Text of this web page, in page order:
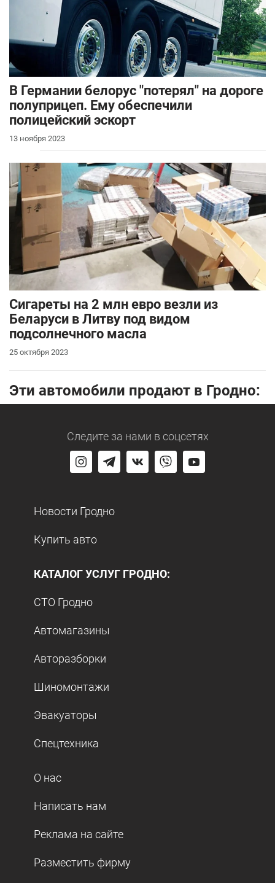
В Германии белорус "потерял" на дороге
полуприцеп. Ему обеспечили
полицейский эскорт
13 ноября 2023
Сигареты на 2 млн евро везли из
Беларуси в Литву под видом
подсолнечного масла
25 октября 2023
Эти автомобили продают в Гродно:
Следите за нами в соцсетях
Новости Гродно
Купить авто
КАТАЛОГ УСЛУГ ГРОДНО:
СТО Гродно
Автомагазины
Авторазборки
Шиномонтажи
Эвакуаторы
Спецтехника
О нас
Написать нам
Реклама на сайте
Разместить фирму